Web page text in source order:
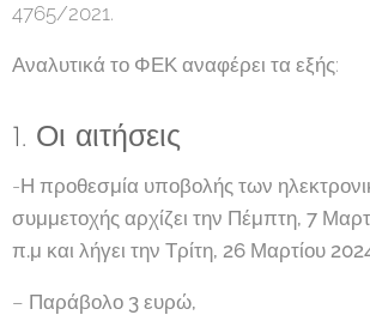
4765/2021.
Αναλυτικά το ΦΕΚ αναφέρει τα εξής:
1. Οι αιτήσεις
-Η προθεσμία υποβολής των
συμμετοχής αρχίζει την Πέμπτη, 7
π.μ και λήγει την Τρίτη, 26 Μαρτίου
– Παράβολο 3 ευρώ,